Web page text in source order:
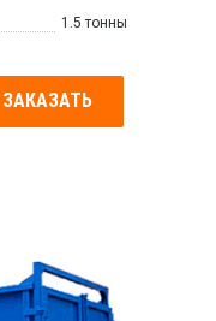
1.5 тонны
ЗАКАЗАТЬ